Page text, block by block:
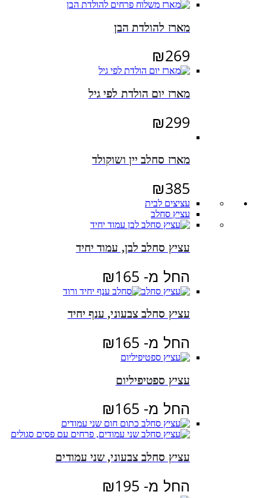
מארז להולדת הבן
₪269
מארז יום הולדת לפי גיל
₪299
מארז סחלב יין ושוקולד
₪385
עציצים לבית
עציץ סחלב
עציץ סחלב לבן, עמוד יחיד
החל מ- ₪165
עציץ סחלב צבעוני, ענף יחיד
החל מ- ₪165
עציץ ספטיפיליום
החל מ- ₪165
עציץ סחלב צבעוני, שני עמודים
החל מ- ₪195